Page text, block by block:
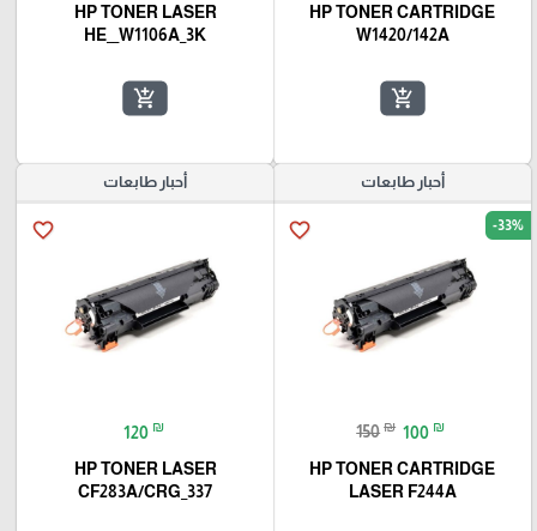
HP TONER CARTRIDGE
W1420/142A
add_shopping_cart
HP TONER LASER
HE__W1106A_3K
add_shopping_cart
أحبار طابعات
favorite_border -33%
150 ₪ 100 ₪
HP TONER CARTRIDGE
LASER F244A
أحبار طابعات
favorite_border
120 ₪
HP TONER LASER
CF283A/CRG_337